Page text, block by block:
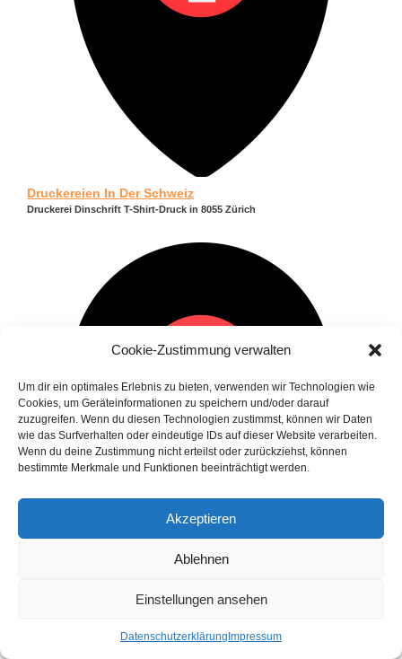
Cookie-Zustimmung verwalten
Um dir ein optimales Erlebnis zu bieten, verwenden wir Technologien wie
Cookies, um Geräteinformationen zu speichern und/oder darauf
zuzugreifen. Wenn du diesen Technologien zustimmst, können wir Daten
wie das Surfverhalten oder eindeutige IDs auf dieser Website verarbeiten.
Wenn du deine Zustimmung nicht erteilst oder zurückziehst, können
bestimmte Merkmale und Funktionen beeinträchtigt werden.
Akzeptieren
Ablehnen
Einstellungen ansehen
Datenschutzerklärung Impressum
Druckereien In Der Schweiz
Druckerei Dinschrift T-Shirt-Druck in 8055 Zürich
Druckereien In Der Schweiz